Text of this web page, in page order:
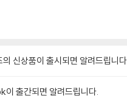
의 신상품이 출시되면 알려드립니
출간되면 알려드립니다.